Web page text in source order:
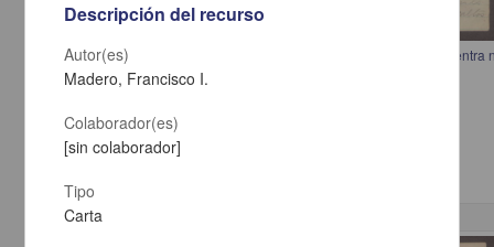
Carta de V. Talamantes a Francisco I. Madero indicando que se
prestar sus servicios
[sin fecha]
Multidisciplina
Descripción del recurso
Autor(es)
Madero, Francisco I.
Colaborador(es)
[sin colaborador]
Tipo
Carta